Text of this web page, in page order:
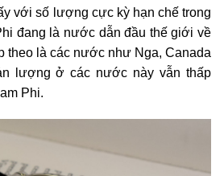
với số lượng cực kỳ hạn chế trong
đang là nước dẫn đầu thế giới về
theo là các nước như Nga, Canada
lượng ở các nước này vẫn thấp
Phi.